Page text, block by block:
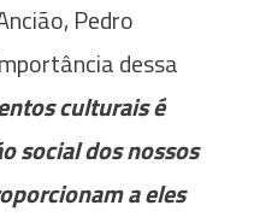
Pedro
dessa
culturais é
social dos nossos
a eles